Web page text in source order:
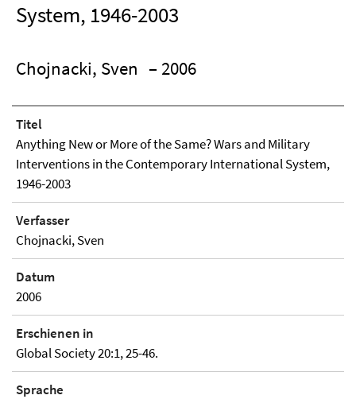
System, 1946-2003
Chojnacki, Sven – 2006
Titel
Anything New or More of the Same? Wars and Military
Interventions in the Contemporary International System,
1946-2003
Verfasser
Chojnacki, Sven
Datum
2006
Erschienen in
Global Society 20:1, 25-46.
Sprache